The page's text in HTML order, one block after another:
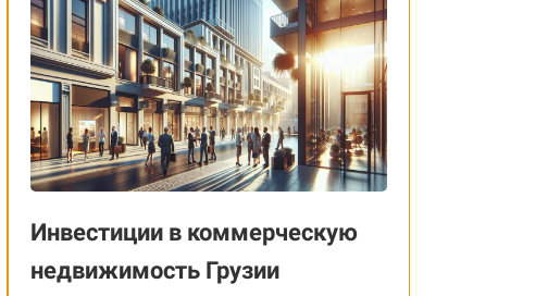
Инвестиции в коммерческую
недвижимость Грузии